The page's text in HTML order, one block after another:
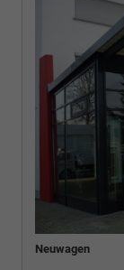
Neuwagen